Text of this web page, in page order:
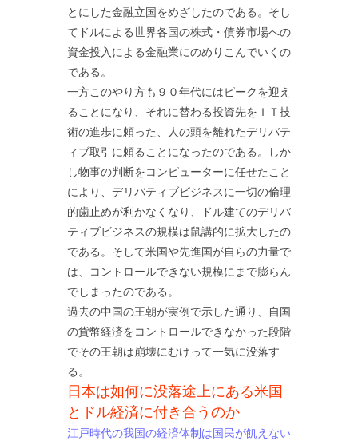
とにした金融立国をめざしたのである。そし
てドルによる世界各国の株式・債券市場への
資金投入による金融業にのめりこんでいくの
である。
一方このやり方も９０年代にはピークを迎え
ることになり、それに替わる投資先をＩＴ技
術の進歩に頼った、人の頭を離れたデリバテ
ィブ取引に頼ることになったのである。しか
し物事の判断をコンピューターに任せたこと
により、デリバティブビジネスに一切の倫理
的歯止めが利かなくなり、ドル建てのデリバ
ティブビジネスの規模は鼠講的に拡大したの
である。そして米国や先進国が自らの力量で
は、コントロールできない規模にまで膨らん
でしまったのである。
過去の中国の王朝が実例で示した通り、自国
の貨幣経済をコントロールできなかった段階
でその王朝は崩壊にむけって一気に没落す
る。
日本は如何に没落途上にある米国
とドル経済に付き合うのか
江戸時代の我国の経済体制は国民が飢えない